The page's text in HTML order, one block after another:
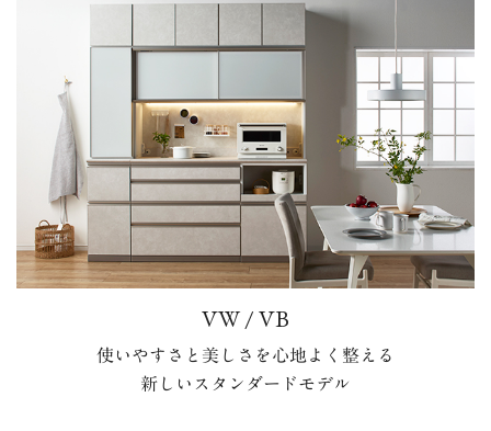
VW / VB
使いやすさと美しさを心地よく整える
新しいスタンダードモデル